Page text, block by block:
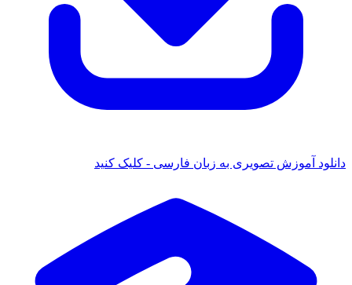
دانلود آموزش تصویری به زبان فارسی - کلیک کنید